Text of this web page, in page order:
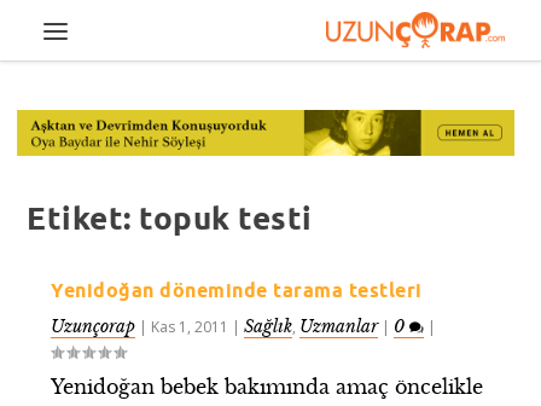
Etiket: topuk testi
Yenidoğan döneminde tarama testleri
Uzunçorap | Kas 1, 2011 |Sağlık, Uzmanlar| 0 |
Yenidoğan bebek bakımında amaç öncelikle